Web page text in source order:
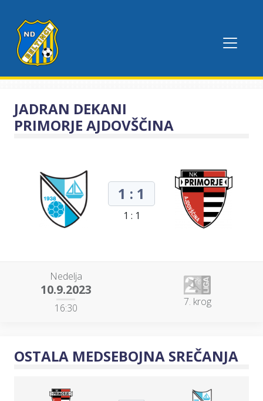
JADRAN DEKANI
PRIMORJE AJDOVŠČINA
1 : 1
1 : 1
Nedelja
10.9.2023
16:30 7. krog
OSTALA MEDSEBOJNA SREČANJA